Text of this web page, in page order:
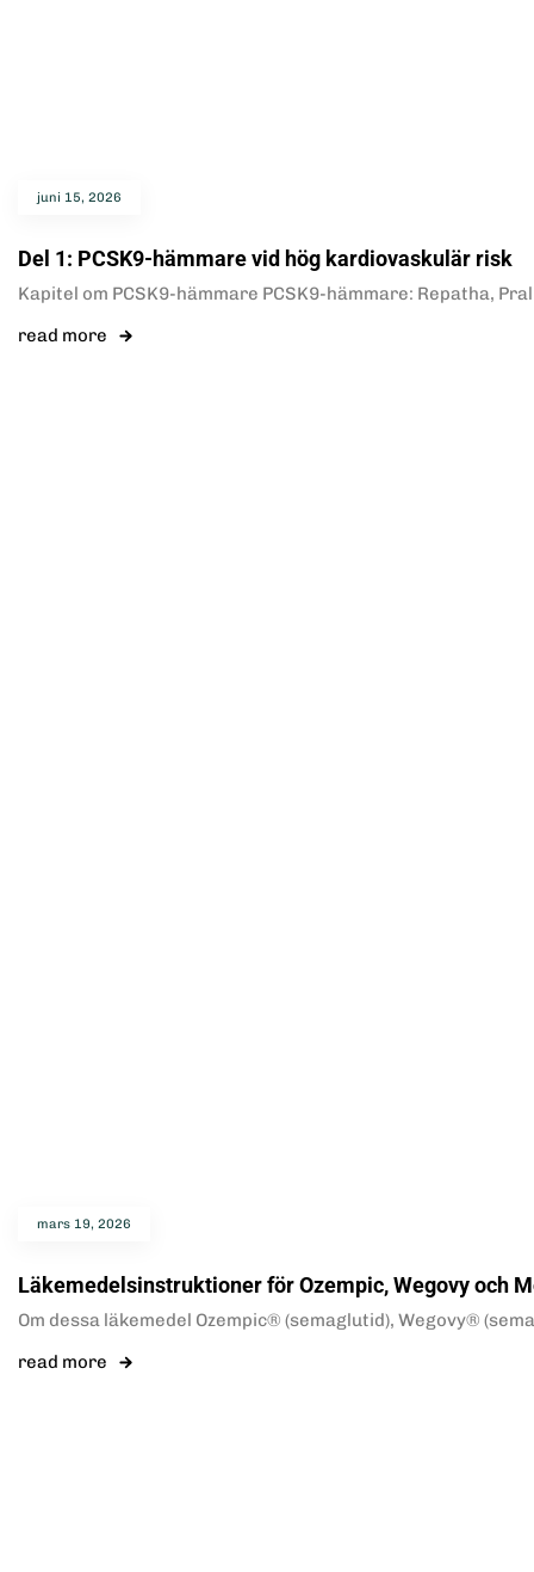
juni 15, 2026
Del 1: PCSK9-hämmare vid hög kardiovaskulär risk
Kapitel om PCSK9-hämmare PCSK9-hämmare: Repatha,
read more
mars 19, 2026
Läkemedelsinstruktioner för Ozempic, Wegovy och
Om dessa läkemedel Ozempic® (semaglutid), Wegovy®
read more